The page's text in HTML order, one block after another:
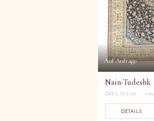
Auf Anfrage
Nain-Tudeshk
243 x 153 cm · neu
DETAILS